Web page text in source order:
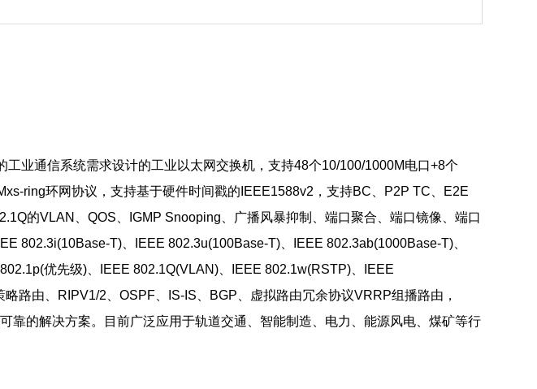
业通信系统需求设计的工业以太网交换机，支持48个10/100/1000M电口+8个
ring环网协议，支持基于硬件时间戳的IEEE1588v2，支持BC、P2P TC、E2E
的VLAN、QOS、IGMP Snooping、广播风暴抑制、端口聚合、端口镜像、端口
802.3i(10Base-T)、IEEE 802.3u(100Base-T)、IEEE 802.3ab(1000Base-T)、
优先级)、IEEE 802.1Q(VLAN)、IEEE 802.1w(RSTP)、IEEE
路由、RIPV1/2、OSPF、IS-IS、BGP、虚拟路由冗余协议VRRP组播路由，
靠的解决方案。目前广泛应用于轨道交通、智能制造、电力、能源风电、煤矿等行